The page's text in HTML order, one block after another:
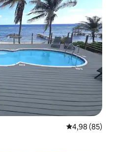
4,98 av 5 i
4,98 (85)